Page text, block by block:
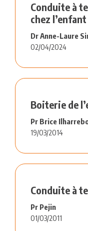
Conduite à
chez l’enfant
Dr Anne-Laure
02/04/2024
Boiterie de
Pr Brice
19/03/2014
Conduite à
Pr Pejin
01/03/2011